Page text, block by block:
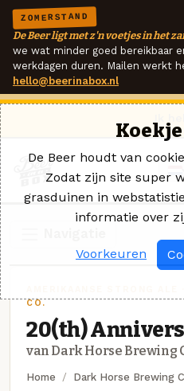
ZOMERSTAND
De Beer ligt met z'n voetjes in het
we wat minder goed bereikbaar
werkdagen duren. Mailen werkt
hello@beerinabox.nl
CO.
20(th)
van Dark Horse Brewing
Home Dark Horse Brewing
De Beer houdt van
Zodat zijn site super
grasduinen in
informatie over
Voorkeuren